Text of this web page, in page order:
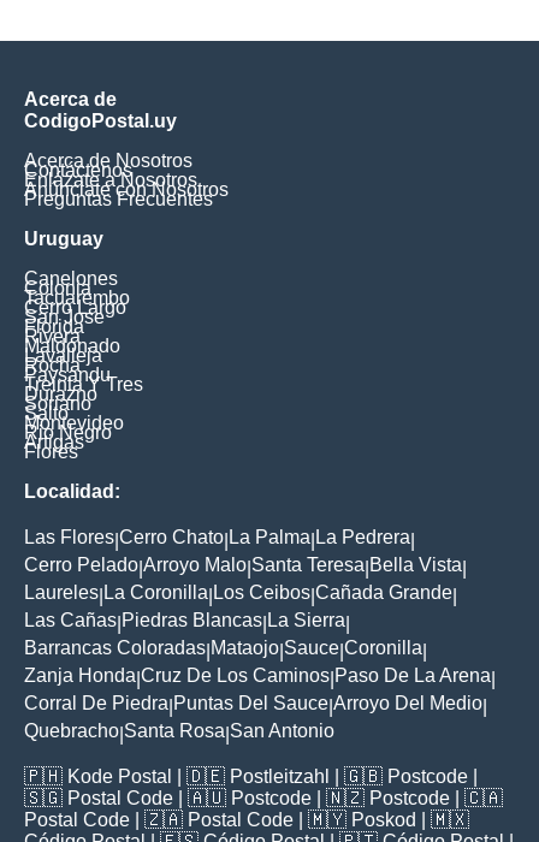
Acerca de
CodigoPostal.uy
Acerca de Nosotros
Contáctenos
Enlázate a Nosotros
Anúnciate con Nosotros
Preguntas Frecuentes
Uruguay
Canelones
Colonia
Tacuarembo
Cerro Largo
San Jose
Florida
Rivera
Maldonado
Lavalleja
Rocha
Paysandu
Treinta Y Tres
Durazno
Soriano
Salto
Montevideo
Rio Negro
Artigas
Flores
Localidad:
Las Flores Cerro Chato La Palma La Pedrera
Cerro Pelado Arroyo Malo Santa Teresa Bella Vista
Laureles La Coronilla Los Ceibos Cañada Grande
Las Cañas Piedras Blancas La Sierra
Barrancas Coloradas Mataojo Sauce Coronilla
Zanja Honda Cruz De Los Caminos Paso De La Arena
Corral De Piedra Puntas Del Sauce Arroyo Del Medio
Quebracho Santa Rosa San Antonio
🇵🇭 Kode Postal | 🇩🇪 Postleitzahl | 🇬🇧 Postcode
🇸🇬 Postal Code | 🇦🇺 Postcode | 🇳🇿 Postcode | 🇨🇦
Postal Code | 🇿🇦 Postal Code | 🇲🇾 Poskod
| 🇲🇽